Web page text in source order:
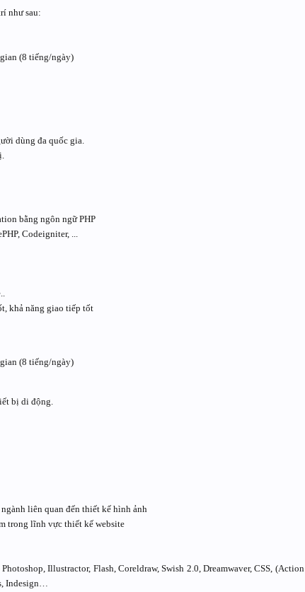
như sau:
(8 tiếng/ngày)
dùng đa quốc gia.
bằng ngôn ngữ PHP
Codeigniter, ...
khả năng giao tiếp tốt
(8 tiếng/ngày)
bị di động.
liên quan đến thiết kế hình ảnh
trong lĩnh vực thiết kế website
Illustractor, Flash, Coreldraw, Swish 2.0, Dreamwaver, CSS, (Action
Indesign…